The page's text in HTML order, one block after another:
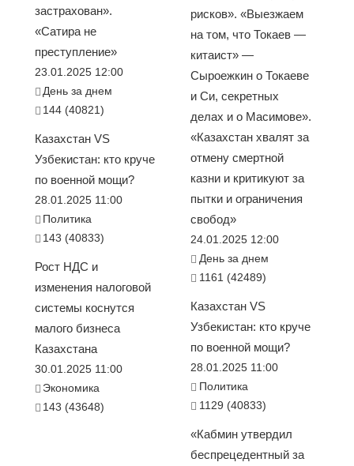
застрахован».
«Сатира не
преступление»
23.01.2025 12:00
День за днем
144 (40821)
Казахстан VS
Узбекистан: кто круче
по военной мощи?
28.01.2025 11:00
Политика
143 (40833)
Рост НДС и
изменения налоговой
системы коснутся
малого бизнеса
Казахстана
30.01.2025 11:00
Экономика
143 (43648)
рисков». «Выезжаем
на том, что Токаев —
китаист» —
Сыроежкин о Токаеве
и Си, секретных
делах и о Масимове».
«Казахстан хвалят за
отмену смертной
казни и критикуют за
пытки и ограничения
свобод»
24.01.2025 12:00
День за днем
1161 (42489)
Казахстан VS
Узбекистан: кто круче
по военной мощи?
28.01.2025 11:00
Политика
1129 (40833)
«Кабмин утвердил
беспрецедентный за